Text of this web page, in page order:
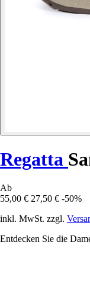
Regatta
Ab
55,00 € 27,50 € -50%
inkl. MwSt. zzgl.
Entdecken Sie die